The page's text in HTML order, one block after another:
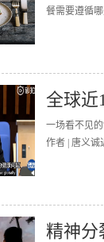
餐需要遵循
全球近
一场看不见
作者 | 唐义诚
精神分